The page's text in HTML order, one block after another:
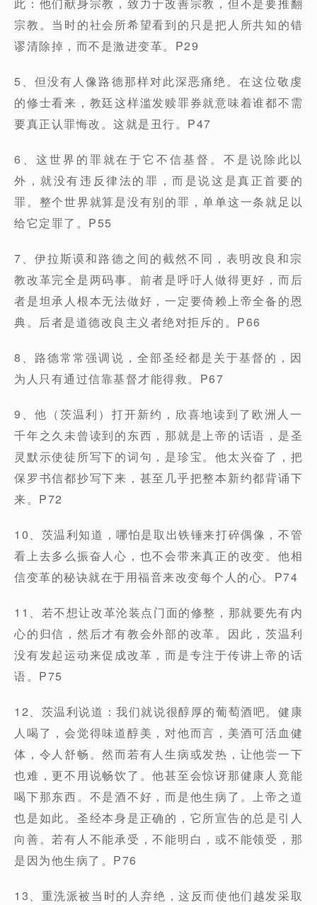
宗教。当时的社会所希望看到的只是把人所共知的错
谬清除掉，而不是激进变革。P29
5、但没有人像路德那样对此深恶痛绝。在这位敬虔
的修士看来，教廷这样滥发赎罪券就意味着谁都不需
要真正认罪悔改。这就是丑行。P47
6、这世界的罪就在于它不信基督。不是说除此以
外，就没有违反律法的罪，而是说这是真正首要的
罪。整个世界就算是没有别的罪，单单这一条就足以
给它定罪了。P55
7、伊拉斯谟和路德之间的截然不同，表明改良和宗
教改革完全是两码事。前者是呼吁人做得更好，而后
者是坦承人根本无法做好，一定要倚赖上帝全备的恩
典。后者是道德改良主义者绝对拒斥的。P66
8、路德常常强调说，全部圣经都是关于基督的，因
为人只有通过信靠基督才能得救。P67
9、他（茨温利）打开新约，欣喜地读到了欧洲人一
千年之久未曾读到的东西，那就是上帝的话语，是圣
灵默示使徒所写下的词句，是珍宝。他太兴奋了，把
保罗书信都抄写下来，甚至几乎把整本新约都背诵下
来。P72
10、茨温利知道，哪怕是取出铁锤来打碎偶像，不管
看上去多么振奋人心，也不会带来真正的改变。他相
信变革的秘诀就在于用福音来改变每个人的心。P74
11、若不想让改革沦装点门面的修整，那就要先有内
心的归信，然后才有教会外部的改革。因此，茨温利
没有发起运动来促成改革，而是专注于传讲上帝的话
语。P75
12、茨温利说道：我们就说很醇厚的葡萄酒吧。健康
人喝了，会觉得味道醇美，对他而言，美酒可活血健
体，令人舒畅。然而若有人生病或发热，让他尝一下
也难，更不用说畅饮了。他甚至会惊讶那健康人竟能
喝下那东西。不是酒不好，而是他生病了。上帝之道
也是如此。圣经本身是正确的，它所宣告的总是引人
向善。若有人不能承受，不能明白，或不能领受，那
是因为他生病了。P76
13、重洗派被当时的人弃绝，这反而使他们越发采取